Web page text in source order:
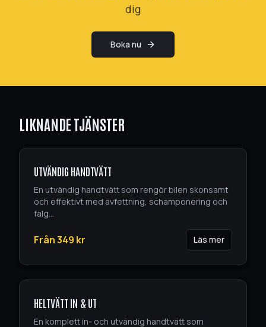
dig
Boka nu
LIKNANDE TJÄNSTER
UTVÄNDIG HANDTVÄTT
En utvändig handtvätt som rengör bilen skonsamt
och effektivt med avfettning, schamponering och
fälg...
Från349 kr Läs mer
HELTVÄTT IN & UT
En komplett in- och utvändig handtvätt som